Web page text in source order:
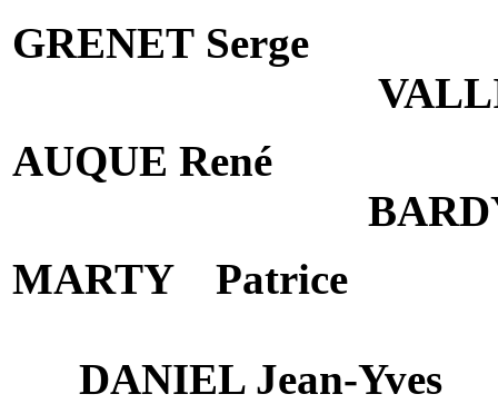
GRENET Serge
AUQUE René
MARTY Patrice
DANIEL Jean-Yves